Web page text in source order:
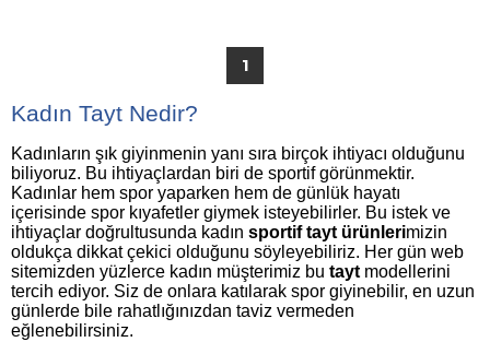
1
Kadın Tayt Nedir?
Kadınların şık giyinmenin yanı sıra birçok ihtiyacı olduğunu
biliyoruz. Bu ihtiyaçlardan biri de sportif görünmektir.
Kadınlar hem spor yaparken hem de günlük hayatı
içerisinde spor kıyafetler giymek isteyebilirler. Bu istek ve
ihtiyaçlar doğrultusunda kadın sportif tayt ürünlerimizin
oldukça dikkat çekici olduğunu söyleyebiliriz. Her gün web
sitemizden yüzlerce kadın müşterimiz bu tayt modellerini
tercih ediyor. Siz de onlara katılarak spor giyinebilir, en uzun
günlerde bile rahatlığınızdan taviz vermeden
eğlenebilirsiniz.